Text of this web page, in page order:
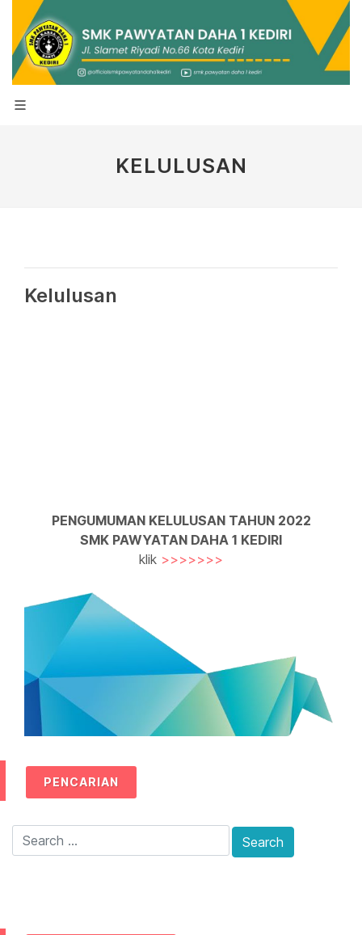
KELULUSAN
Kelulusan
PENGUMUMAN KELULUSAN TAHUN 2022
SMK PAWYATAN DAHA 1 KEDIRI
klik >>>>>>>
PENCARIAN